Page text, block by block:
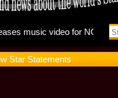
Star Statements